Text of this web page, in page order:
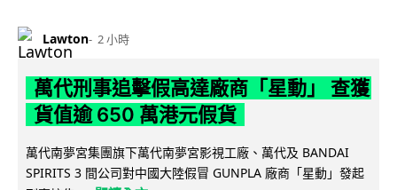
Lawton 2 小時
萬代刑事追擊假高達廠商「星動」 查獲
貨值逾 650 萬港元假貨
萬代南夢宮集團旗下萬代南夢宮影視工廠、萬代及 BANDAI
SPIRITS 3 間公司對中國大陸假冒 GUNPLA 廠商「星動」發起